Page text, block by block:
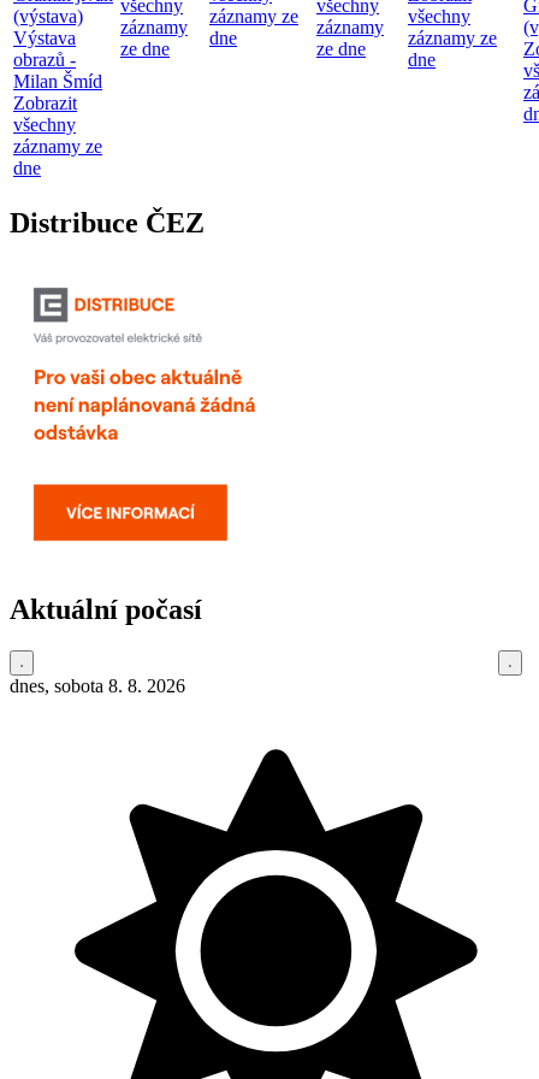
(výstava)
Výstava
obrazů -
Milan Šmíd
Zobrazit
všechny
záznamy ze
dne
všechny
záznamy
ze dne
záznamy ze
dne
všechny
záznamy
ze dne
všechny
záznamy ze
dne
Distribuce ČEZ
Aktuální počasí
dnes, sobota 8. 8. 2026